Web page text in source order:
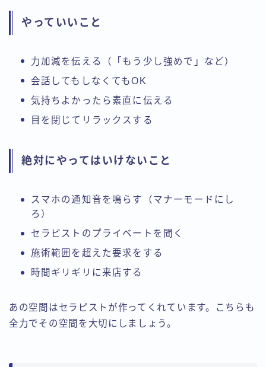
やっていいこと
力加減を伝える（「もう少し強めで」など）
会話してもしなくてもOK
気持ちよかったら素直に伝える
目を閉じてリラックスする
絶対にやってはいけないこと
スマホの通知音を鳴らす（マナーモードにし
ろ）
セラピストのプライベートを聞く
施術範囲を超えた要求をする
時間ギリギリに来店する
あの空間はセラピストが作ってくれています。こちらも
全力でその空間を大切にしましょう。